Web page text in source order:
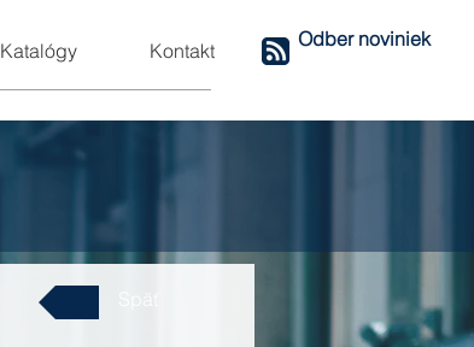
Katalógy Kontakt Odber noviniek